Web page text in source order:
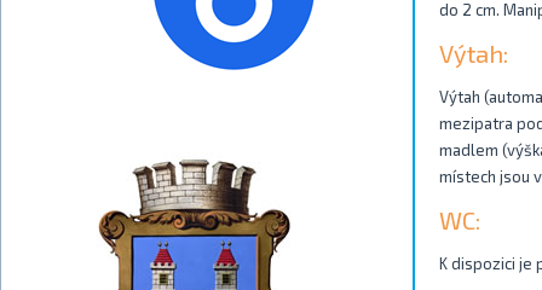
do 2 cm.
Výtah:
Výtah
mezipatra
madlem
místech jsou
WC:
K dispozici je